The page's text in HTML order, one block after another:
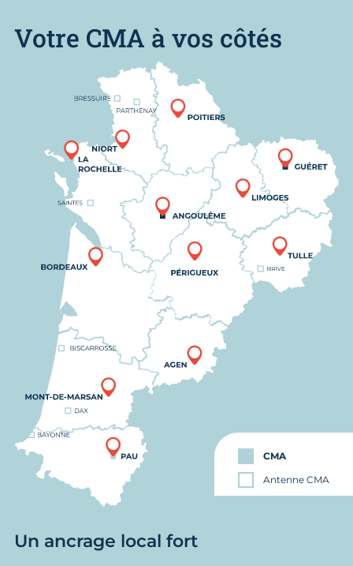
Votre CMA à vos côtés
CMA
Antenne CMA
Un ancrage local fort